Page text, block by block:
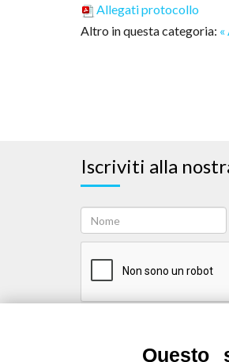
Allegati protocollo
Altro in questa categoria:
Iscriviti alla
Questo